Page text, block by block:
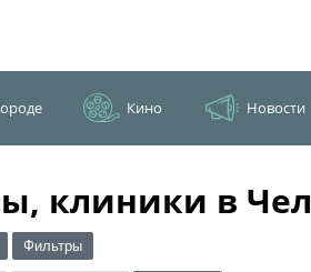
Кино Новости
клиники в
Фильтры